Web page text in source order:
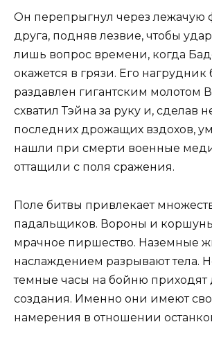
Он перепрыгнул через лежачую
друга, подняв лезвие, чтобы
лишь вопрос времени, когда
окажется в грязи. Его нагрудник
раздавлен гигантским молотом
схватил Тэйна за руку и, сделав
последних дрожащих вздохов,
нашли при смерти военные
оттащили с поля сражения.
Поле битвы привлекает
падальщиков. Вороны и
мрачное пиршество. Наземные
наслаждением разрывают тела.
темные часы на бойню приходят
создания. Именно они имеют
намерения в отношении